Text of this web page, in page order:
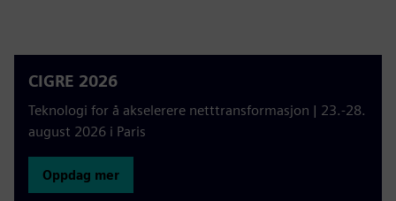
CIGRE 2026
Teknologi for å akselerere netttransformasjon | 23.-28.
august 2026 i Paris
Oppdag mer